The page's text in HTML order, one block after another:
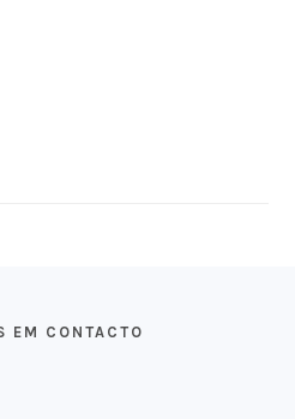
EM CONTACTO